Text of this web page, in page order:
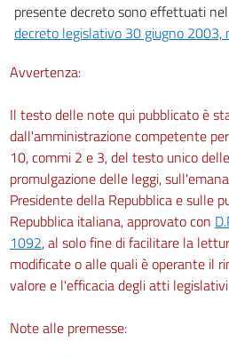
77
78
79
Impianti e
80
81
82
83
84
85
presente decreto sono effettuati
decreto legislativo 30 giugno 2003,
Avvertenza:
Il testo delle note qui pubblicato è
dall'amministrazione competente
10, commi 2 e 3, del testo unico
promulgazione delle leggi,
Presidente della Repubblica e sulle
Repubblica italiana, approvato con
1092, al solo fine di facilitare la
modificate o alle quali è operante il
valore e l'efficacia degli atti
Note alle premesse: